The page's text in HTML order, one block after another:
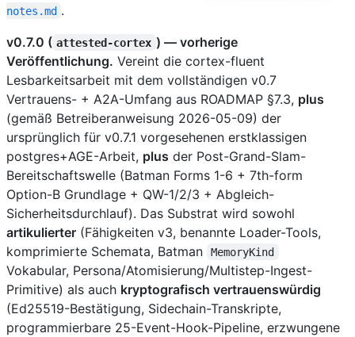
notes.md .
v0.7.0 ( attested-cortex ) — vorherige
Veröffentlichung. Vereint die cortex-fluent
Lesbarkeitsarbeit mit dem vollständigen v0.7
Vertrauens- + A2A-Umfang aus ROADMAP §7.3, plus
(gemäß Betreiberanweisung 2026-05-09) der
ursprünglich für v0.7.1 vorgesehenen erstklassigen
postgres+AGE-Arbeit, plus der Post-Grand-Slam-
Bereitschaftswelle (Batman Forms 1-6 + 7th-form
Option-B Grundlage + QW-1/2/3 + Abgleich-
Sicherheitsdurchlauf). Das Substrat wird sowohl
artikulierter (Fähigkeiten v3, benannte Loader-Tools,
komprimierte Schemata, Batman
MemoryKind
Vokabular, Persona/Atomisierung/Multistep-Ingest-
Primitive) als auch kryptografisch vertrauenswürdig
(Ed25519-Bestätigung, Sidechain-Transkripte,
programmierbare 25-Event-Hook-Pipeline, erzwungene